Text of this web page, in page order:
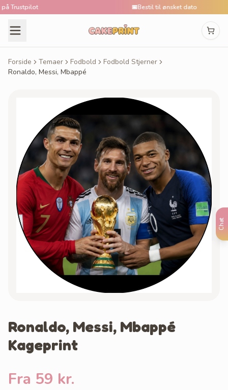
Chat
Bestil til ønsket dato
Forside Temaer Fodbold
Fodbold Stjerner
Ronaldo, Messi, Mbappé
Ronaldo, Messi, Mbappé
Kageprint
Fra 59 kr.